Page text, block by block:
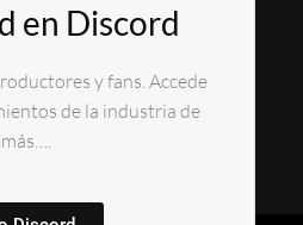
en Discord
y fans. Accede
de la industria de